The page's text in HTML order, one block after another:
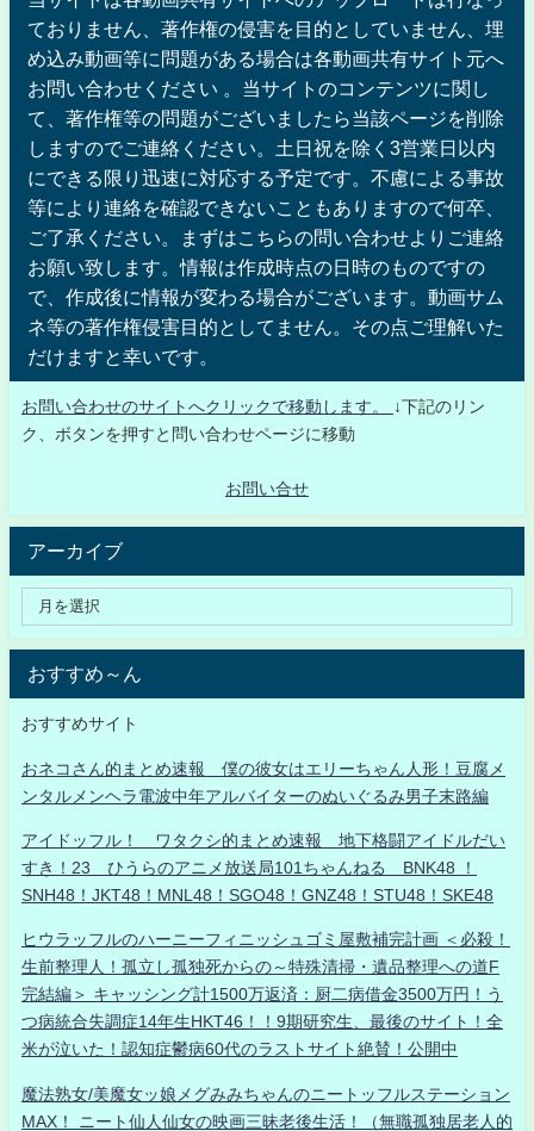
ておりません、著作権の侵害を目的としていません、埋
め込み動画等に問題がある場合は各動画共有サイト元へ
お問い合わせください 。当サイトのコンテンツに関し
て、著作権等の問題がございましたら当該ページを削除
しますのでご連絡ください。土日祝を除く3営業日以内
にできる限り迅速に対応する予定です。不慮による事故
等により連絡を確認できないこともありますので何卒、
ご了承ください。まずはこちらの問い合わせよりご連絡
お願い致します。情報は作成時点の日時のものですの
で、作成後に情報が変わる場合がございます。動画サム
ネ等の著作権侵害目的としてません。その点ご理解いた
だけますと幸いです。
お問い合わせのサイトへクリックで移動します。
↓下記のリン
ク、ボタンを押すと問い合わせページに移動
お問い合せ
アーカイブ
おすすめ～ん
おすすめサイト
おネコさん的まとめ速報 僕の彼女はエリーちゃん人形！豆腐メ
ンタルメンヘラ電波中年アルバイターのぬいぐるみ男子末路編
アイドッフル！ ワタクシ的まとめ速報 地下格闘アイドルだい
すき！23 ひうらのアニメ放送局101ちゃんねる BNK48 ！
SNH48！JKT48！MNL48！SGO48！GNZ48！STU48！SKE48
ヒウラッフルのハーニーフィニッシュゴミ屋敷補完計画 ＜必殺！
生前整理人！孤立し孤独死からの～特殊清掃・遺品整理への道F
完結編＞ キャッシング計1500万返済：厨二病借金3500万円！う
つ病統合失調症14年生HKT46！！9期研究生、最後のサイト！全
米が泣いた！認知症鬱病60代のラストサイト絶賛！公開中
魔法熟女/美魔女ッ娘メグみみちゃんのニートッフルステーション
MAX！ ニート仙人仙女の映画三昧老後生活！（無職孤独居老人的